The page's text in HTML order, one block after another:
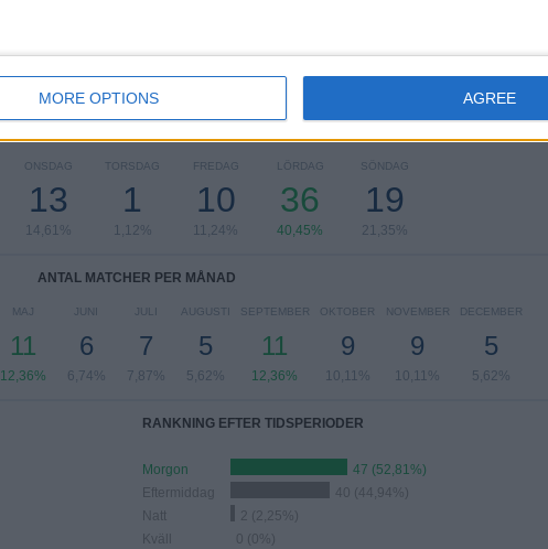
MORE OPTIONS AGREE
Se fullständig rangordning
ONSDAG
13
14,61%
TORSDAG
1
1,12%
FREDAG
10
11,24%
LÖRDAG
36
40,45%
SÖNDAG
19
21,35%
ANTAL MATCHER PER MÅNAD
MAJ
11
12,36%
JUNI
6
6,74%
JULI
7
7,87%
AUGUSTI
5
5,62%
SEPTEMBER
11
12,36%
OKTOBER
9
10,11%
NOVEMBER
9
10,11%
DECEMBER
5
5,62%
RANKNING EFTER TIDSPERIODER
Morgon
47 (52,81%)
Eftermiddag
40 (44,94%)
Natt
2 (2,25%)
Kväll
0 (0%)